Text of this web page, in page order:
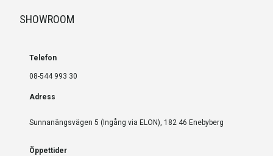
SHOWROOM
Telefon
08-544 993 30
Adress
Sunnanängsvägen 5 (Ingång via ELON), 182 46 Enebyberg
Öppettider